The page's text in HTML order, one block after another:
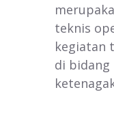
teknis
kegiatan
di bidang